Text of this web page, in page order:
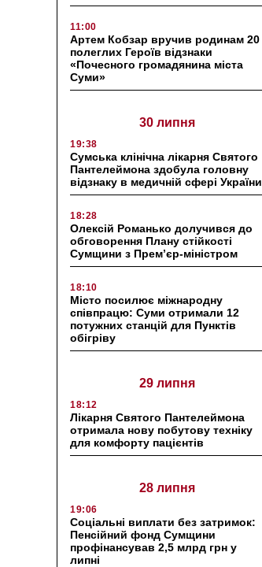
11:00
Артем Кобзар вручив родинам 20
полеглих Героїв відзнаки
«Почесного громадянина міста
Суми»
30 липня
19:38
Сумська клінічна лікарня Святого
Пантелеймона здобула головну
відзнаку в медичній сфері України
18:28
Олексій Романько долучився до
обговорення Плану стійкості
Сумщини з Прем’єр-міністром
18:10
Місто посилює міжнародну
співпрацю: Суми отримали 12
потужних станцій для Пунктів
обігріву
29 липня
18:12
Лікарня Святого Пантелеймона
отримала нову побутову техніку
для комфорту пацієнтів
28 липня
19:06
Соціальні виплати без затримок:
Пенсійний фонд Сумщини
профінансував 2,5 млрд грн у
липні